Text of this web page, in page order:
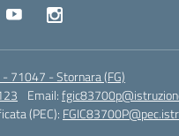
71047 - Stornara (FG)
Email:
(PEC):